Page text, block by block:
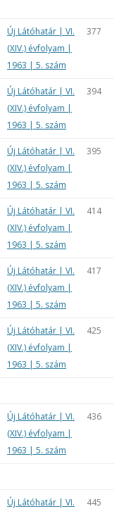
Új Látóhatár | VI.
(XIV.) évfolyam |
1963 | 5. szám
377
Új Látóhatár | VI.
(XIV.) évfolyam |
1963 | 5. szám
394
Új Látóhatár | VI.
(XIV.) évfolyam |
1963 | 5. szám
395
Új Látóhatár | VI.
(XIV.) évfolyam |
1963 | 5. szám
414
Új Látóhatár | VI.
(XIV.) évfolyam |
1963 | 5. szám
417
Új Látóhatár | VI.
(XIV.) évfolyam |
1963 | 5. szám
425
Új Látóhatár | VI.
(XIV.) évfolyam |
1963 | 5. szám
436
Új Látóhatár | VI.
445